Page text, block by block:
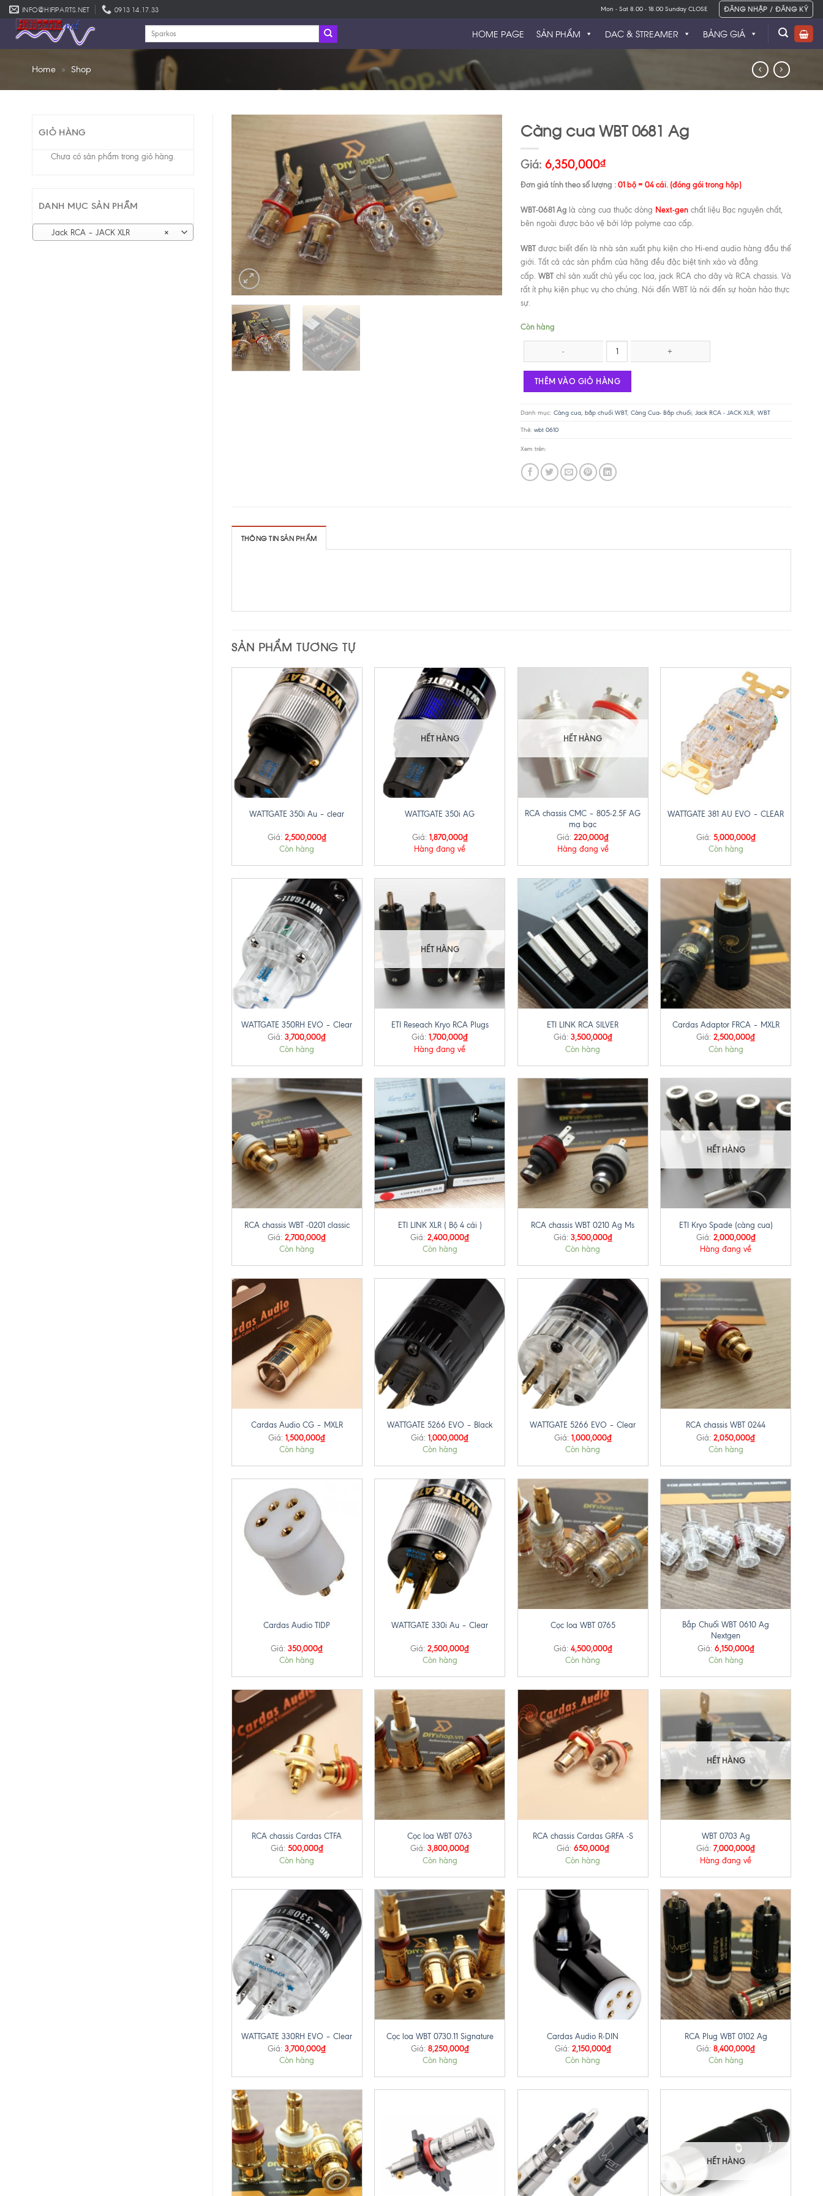
Skip
to
content
INFO@HIFIPARTS.NET 0913 14.17.33 Mon - Sat 8.00 - 18.00 Sunday CLOSE ĐĂNG NHẬP / ĐĂNG KÝ
Tìm
kiếm:
HOME PAGE SẢN PHẨM BẢNG GIÁ
DAC & STREAMER
Home » Shop
GIỎ HÀNG
Chưa có sản phẩm trong giỏ hàng.
DANH MỤC SẢN PHẨM
×
Jack RCA – JACK XLR
Càng cua WBT 0681 Ag
Giá: 6,350,000₫
Đơn giá tính theo số lượng :01 bộ = 04 cái. (đóng gói trong hộp)
WBT-0681 Ag là càng cua thuộc dòng Next-gen chất liệu Bạc nguyên chất,
bên ngoài được bảo vệ bởi lớp polyme cao cấp.
WBT được biết đến là nhà sản xuất phụ kiện cho Hi-end audio hàng đầu thế
giới. Tất cả các sản phẩm của hãng đều đặc biệt tinh xảo và đẳng
cấp. WBT chỉ sản xuất chủ yếu cọc loa, jack RCA cho dây và RCA chassis. Và
rất ít phụ kiện phục vụ cho chúng. Nói đến WBT là nói đến sự hoàn hảo thực
sự.
Còn hàng
Càng cua WBT 0681 Ag số lượng
THÊM VÀO GIỎ HÀNG
Danh mục: Càng cua, bắp chuối WBT, Càng Cua- Bắp chuối Jack RCA - JACK XLR WBT
Thẻ: wbt 0610
Xem trên:
THÔNG TIN SẢN PHẨM
SẢN PHẨM TƯƠNG TỰ
+
WATTGATE 350i Au – clear
Giá: 2,500,000₫
Còn hàng
+
HẾT HÀNG
WATTGATE 350i AG
Giá: 1,870,000₫
Hàng đang về
HẾT HÀNG
RCA chassis CMC – 805-2.5F AG
mạ bạc
Giá: 220,000₫
Hàng đang về
WATTGATE 381 AU EVO – CLEAR
Giá: 5,000,000₫
Còn hàng
WATTGATE 350RH EVO – Clear
Giá: 3,700,000₫
Còn hàng
HẾT HÀNG
ETI Reseach Kryo RCA Plugs
Giá: 1,700,000₫
Hàng đang về
+
ETI LINK RCA SILVER
Giá: 3,500,000₫
Còn hàng
+
Cardas Adaptor FRCA – MXLR
Giá: 2,500,000₫
Còn hàng
RCA chassis WBT -0201 classic
Giá: 2,700,000₫
Còn hàng
+
ETI LINK XLR ( Bộ 4 cái )
Giá: 2,400,000₫
Còn hàng
RCA chassis WBT 0210 Ag Ms
Giá: 3,500,000₫
Còn hàng
HẾT HÀNG
ETI Kryo Spade (càng cua)
Giá: 2,000,000₫
Hàng đang về
Cardas Audio CG – MXLR
Giá: 1,500,000₫
Còn hàng
WATTGATE 5266 EVO – Black
Giá: 1,000,000₫
Còn hàng
WATTGATE 5266 EVO – Clear
Giá: 1,000,000₫
Còn hàng
RCA chassis WBT 0244
Giá: 2,050,000₫
Còn hàng
Cardas Audio TIDP
Giá: 350,000₫
Còn hàng
WATTGATE 330i Au – Clear
Giá: 2,500,000₫
Còn hàng
Cọc loa WBT 0765
Giá: 4,500,000₫
Còn hàng
+
Bắp Chuối WBT 0610 Ag
Nextgen
Giá: 6,150,000₫
Còn hàng
RCA chassis Cardas CTFA
Giá: 500,000₫
Còn hàng
Cọc loa WBT 0763
Giá: 3,800,000₫
Còn hàng
RCA chassis Cardas GRFA -S
Giá: 650,000₫
Còn hàng
HẾT HÀNG
WBT 0703 Ag
Giá: 7,000,000₫
Hàng đang về
WATTGATE 330RH EVO – Clear
Giá: 3,700,000₫
Còn hàng
Cọc loa WBT 0730.11 Signature
Giá: 8,250,000₫
Còn hàng
Cardas Audio R-DIN
Giá: 2,150,000₫
Còn hàng
+
RCA Plug WBT 0102 Ag
Giá: 8,400,000₫
Còn hàng
HẾT HÀNG